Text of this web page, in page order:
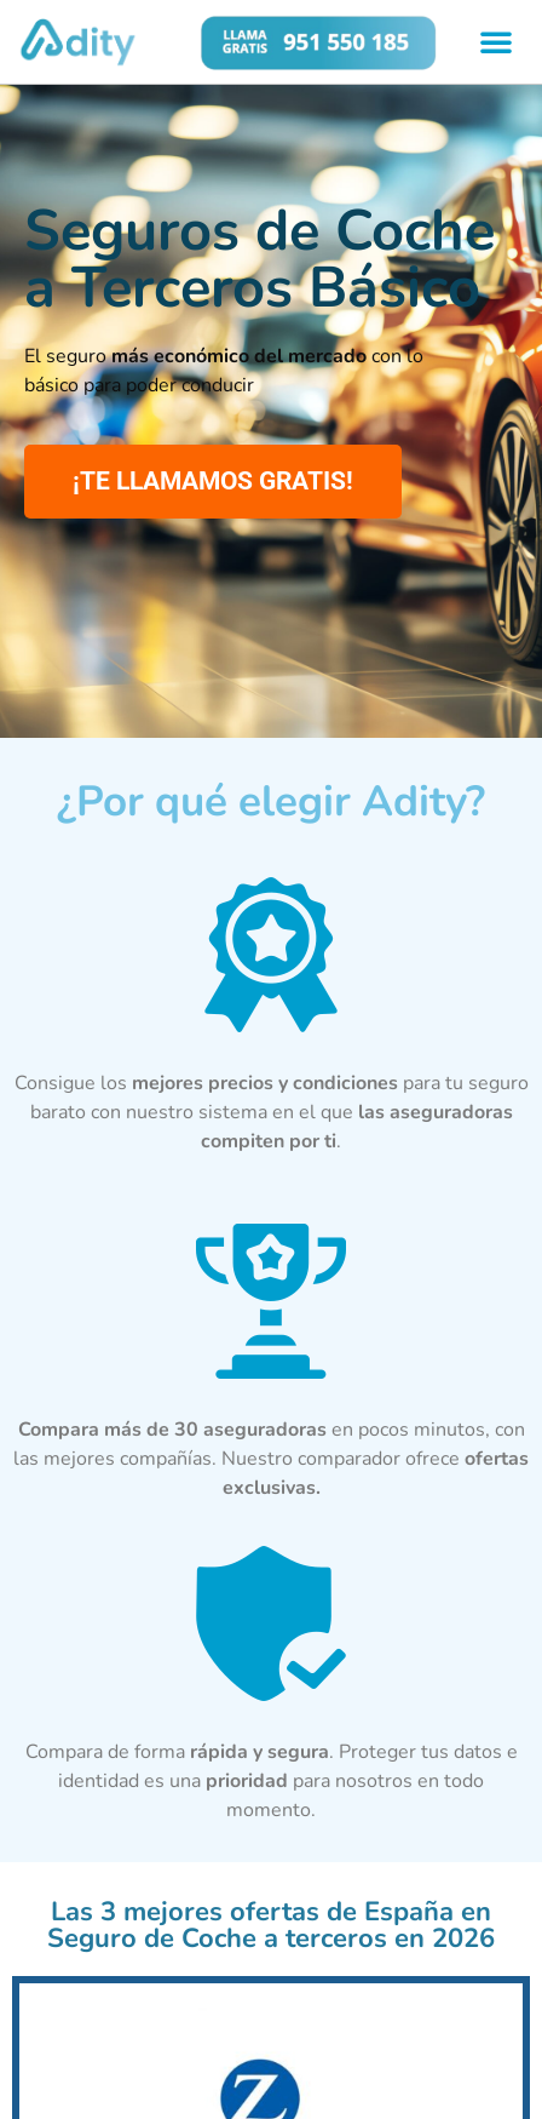
Seguros de Coche
a Terceros Básico
El seguromás económico del mercadocon lo
básico para poder conducir
¡TE LLAMAMOS GRATIS!
¿Por qué elegir Adity?
Consigue los mejores precios y condicionespara tu seguro
barato con nuestro sistema en el que las aseguradoras
compiten por ti.
Compara más de 30 aseguradorasen pocos minutos, con
las mejores compañías. Nuestro comparador ofrece ofertas
exclusivas.
Compara de forma rápida y segura. Proteger tus datos e
identidad es una prioridad para nosotros en todo
momento.
Las 3 mejores ofertas de España en
Seguro de Coche a terceros en 2026